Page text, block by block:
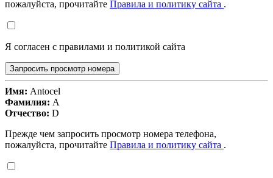
пожалуйста, прочитайте Правила и политику сайта .
Я согласен с правилами и политикой сайта
Запросить просмотр номера
Имя: Antocel
Фамилия: A
Отчество: D
Прежде чем запросить просмотр номера телефона,
пожалуйста, прочитайте Правила и политику сайта .